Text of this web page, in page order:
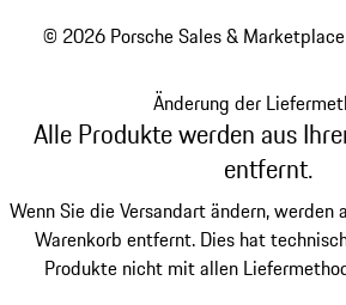
© 2026 Porsche Sales &
Änderung der
Alle Produkte werden aus
entfernt.
Wenn Sie die Versandart ändern, werden
Warenkorb entfernt. Dies hat
Produkte nicht mit allen